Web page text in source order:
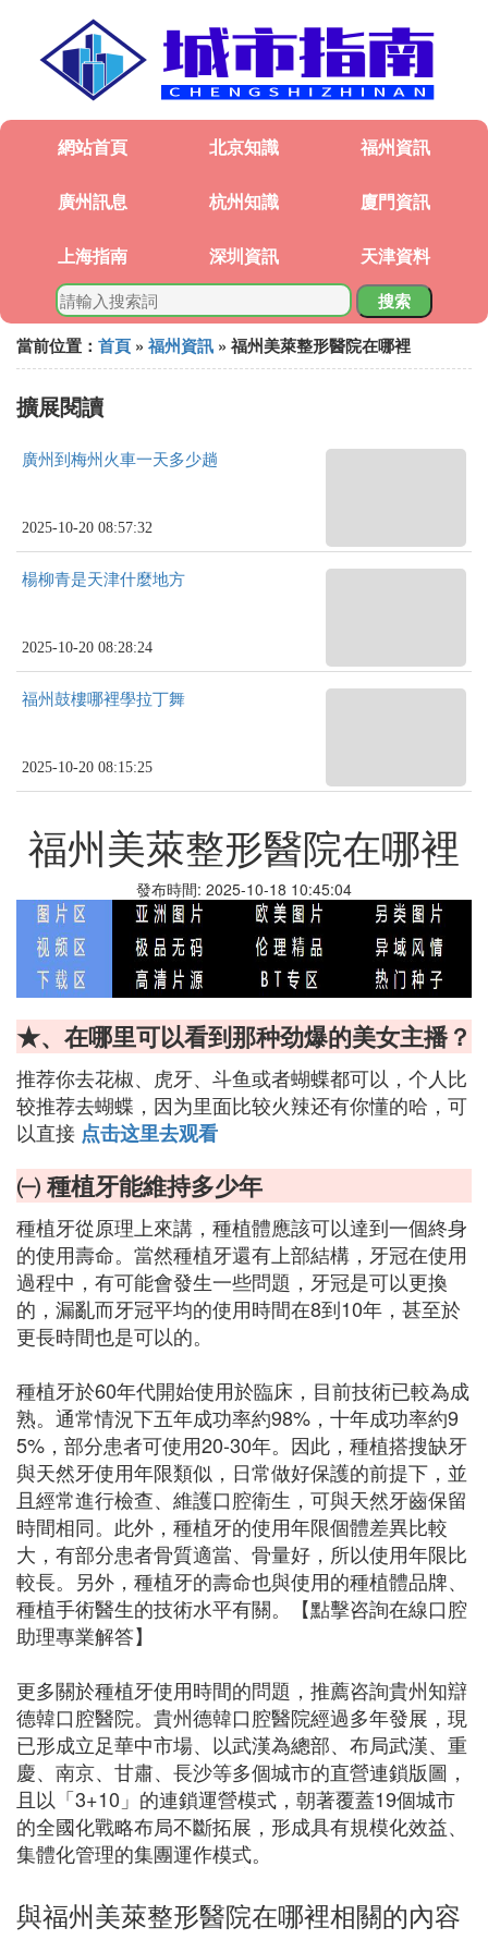
網站首頁 北京知識 福州資訊
廣州訊息 杭州知識 廈門資訊
上海指南 深圳資訊 天津資料
搜索
當前位置： 首頁 » 福州資訊 » 福州美萊整形醫院在哪裡
擴展閱讀
廣州到梅州火車一天多少趟
2025-10-20 08:57:32
楊柳青是天津什麼地方
2025-10-20 08:28:24
福州鼓樓哪裡學拉丁舞
2025-10-20 08:15:25
福州美萊整形醫院在哪裡
發布時間: 2025-10-18 10:45:04
★、在哪里可以看到那种劲爆的美女主播？
推荐你去花椒、虎牙、斗鱼或者蝴蝶都可以，个人比
较推荐去蝴蝶，因为里面比较火辣还有你懂的哈，可
以直接 点击这里去观看
㈠ 種植牙能維持多少年
種植牙從原理上來講，種植體應該可以達到一個終身
的使用壽命。當然種植牙還有上部結構，牙冠在使用
過程中，有可能會發生一些問題，牙冠是可以更換
的，漏亂而牙冠平均的使用時間在8到10年，甚至於
更長時間也是可以的。
種植牙於60年代開始使用於臨床，目前技術已較為成
熟。通常情況下五年成功率約98%，十年成功率約9
5%，部分患者可使用20-30年。因此，種植搭搜缺牙
與天然牙使用年限類似，日常做好保護的前提下，並
且經常進行檢查、維護口腔衛生，可與天然牙齒保留
時間相同。此外，種植牙的使用年限個體差異比較
大，有部分患者骨質適當、骨量好，所以使用年限比
較長。另外，種植牙的壽命也與使用的種植體品牌、
種植手術醫生的技術水平有關。【點擊咨詢在線口腔
助理專業解答】
更多關於種植牙使用時間的問題，推薦咨詢貴州知辯
德韓口腔醫院。貴州德韓口腔醫院經過多年發展，現
已形成立足華中市場、以武漢為總部、布局武漢、重
慶、南京、甘肅、長沙等多個城市的直營連鎖版圖，
且以「3+10」的連鎖運營模式，朝著覆蓋19個城市
的全國化戰略布局不斷拓展，形成具有規模化效益、
集體化管理的集團運作模式。
與福州美萊整形醫院在哪裡相關的內容